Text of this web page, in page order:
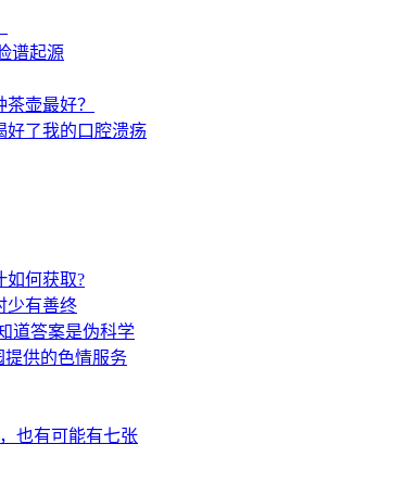
谱起源
壶最好？
好了我的口腔溃疡
如何获取?
少有善终
道答案是伪科学
提供的色情服务
也有可能有七张